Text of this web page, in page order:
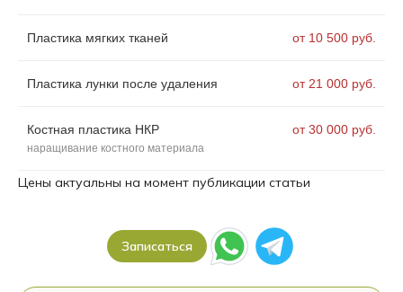
Пластика мягких тканей от 10 500 руб.
Пластика лунки после удаления от 21 000 руб.
Костная пластика НКР
наращивание костного материала
от 30 000 руб.
Цены актуальны на момент публикации статьи
Записаться